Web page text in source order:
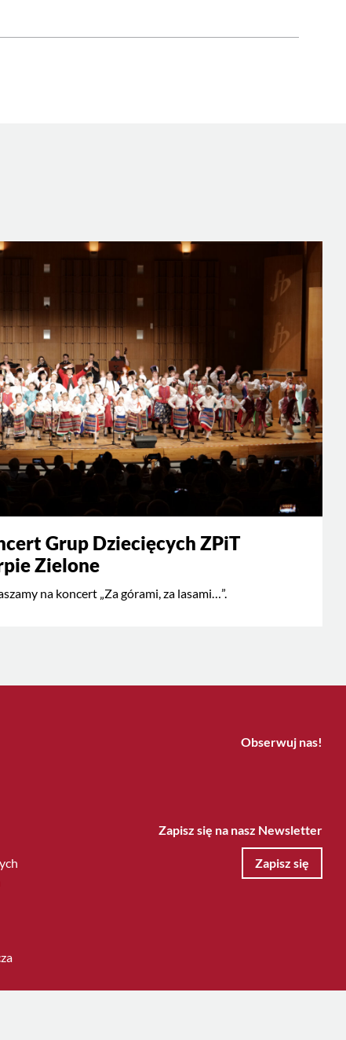
Grup Dziecięcych ZPiT
Zielone
na koncert „Za górami, za lasami…”.
Obserwuj nas!
Zapisz się na nasz Newsletter
Zapisz się